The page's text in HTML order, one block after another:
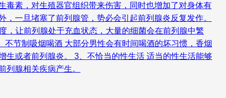
毒素，对生殖器官组织带来伤害，同时也增加了对身体有
一旦堵塞了前列腺管，势必会引起前列腺炎反复发作。
，让前列腺处于充血状态，大量的细菌会在前列腺中繁
节制吸烟喝酒 大部分男性会有时间喝酒的坏习惯，香烟
或者前列腺炎。 3、不恰当的性生活 适当的性生活能够
腺相关疾病产生。